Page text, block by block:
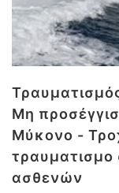
Μη
Μύκονο -
τραυματισμο
ασθενών